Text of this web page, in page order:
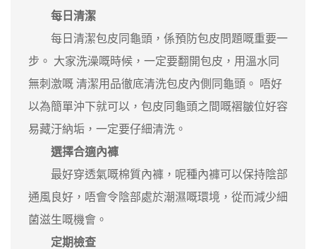
每日清潔
每日清潔包皮同龜頭，係預防包皮問題嘅重要一
步。 大家洗澡嘅時候，一定要翻開包皮，用溫水同
無刺激嘅 清潔用品徹底清洗包皮內側同龜頭。 唔好
以為簡單沖下就可以，包皮同龜頭之間嘅褶皺位好容
易藏汙納垢，一定要仔細清洗。
選擇合適內褲
最好穿透氣嘅棉質內褲，呢種內褲可以保持陰部
通風良好，唔會令陰部處於潮濕嘅環境，從而減少細
菌滋生嘅機會。
定期檢查